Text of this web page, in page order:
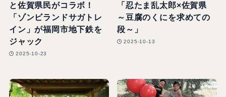
と佐賀県民がコラボ！
「ゾンビランドサガトレ
イン」が福岡市地下鉄を
ジャック
2025-10-23
「忍たま乱太郎×佐賀県
～豆腐のくにを求めての
段～」
2025-10-13